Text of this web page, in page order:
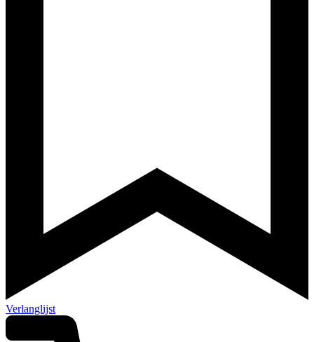
Verlanglijst